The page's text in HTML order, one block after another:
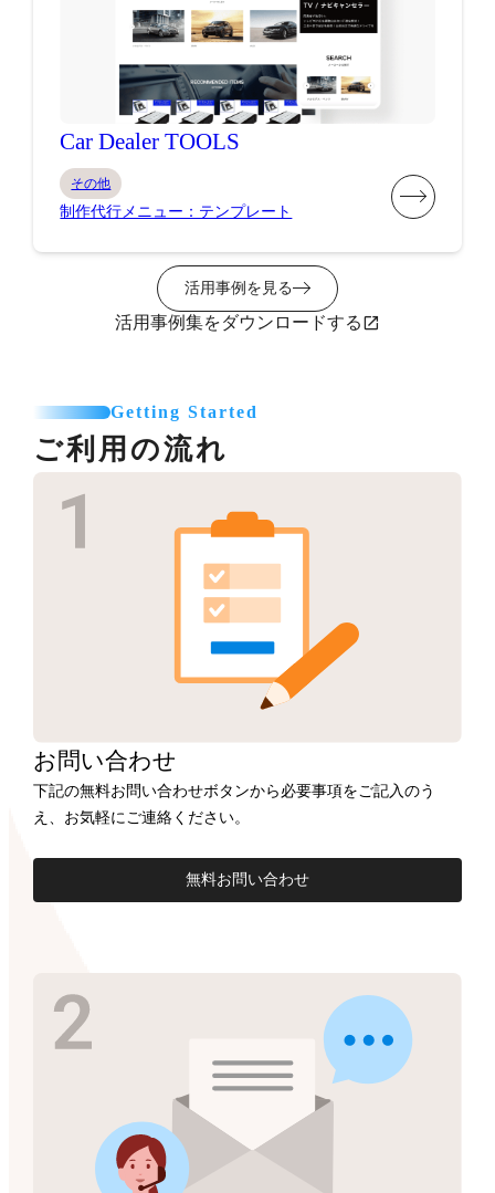
Car Dealer TOOLS
その他
制作代行メニュー：テンプレート
活用事例を見る
活用事例集をダウンロードする
Getting Started
ご利用の流れ
お問い合わせ
下記の無料お問い合わせボタンから必要事項をご記入のう
え、お気軽にご連絡ください。
無料お問い合わせ